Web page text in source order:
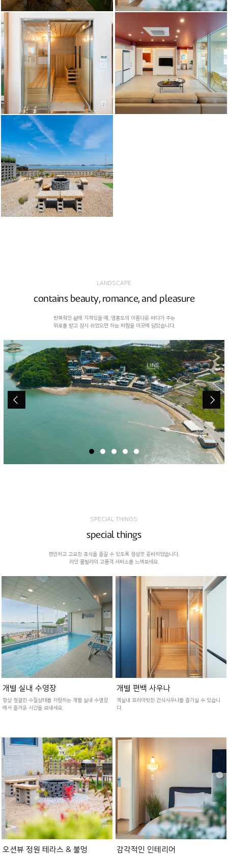
LANDSCAPE
contains beauty, romance, and pleasure
반복적인 삶에 지쳐있을 때, 영흥도의 아름다운 바다가 주는
위로를 받고 잠시 쉬었으면 하는 바람을 이곳에 담았습니다.
SPECIAL THINGS
special things
편안하고 고요한 휴식을 즐길 수 있도록 정성껏 준비하였습니다.
라인 풀빌라의 고품격 서비스를 느껴보세요.
개별 실내 수영장
항상 청결한 수질상태를 자랑하는 개별 실내 수영장
에서 즐거운 시간을 보내세요.
개별 편백 사우나
객실내 프라이빗한 건식사우나를 즐기실 수 있습니
다.
오션뷰 정원 테라스 & 불멍 감각적인 인테리어